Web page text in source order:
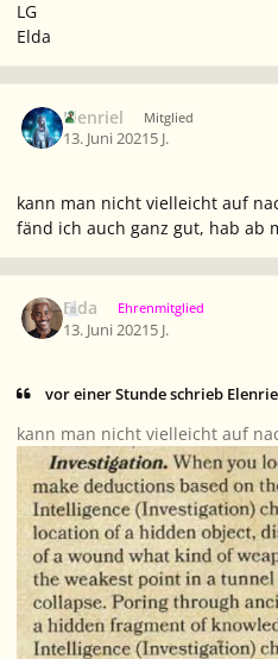
LG
Elda
Elenriel Mitglied
13. Juni 20215 J.
kann man nicht vielleicht auf
fänd ich auch ganz gut, hab ab
Elda Ehrenmitglied
13. Juni 20215 J.
vor einer Stunde schrieb
kann man nicht vielleicht auf